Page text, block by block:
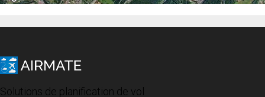
Solutions de planification de vol